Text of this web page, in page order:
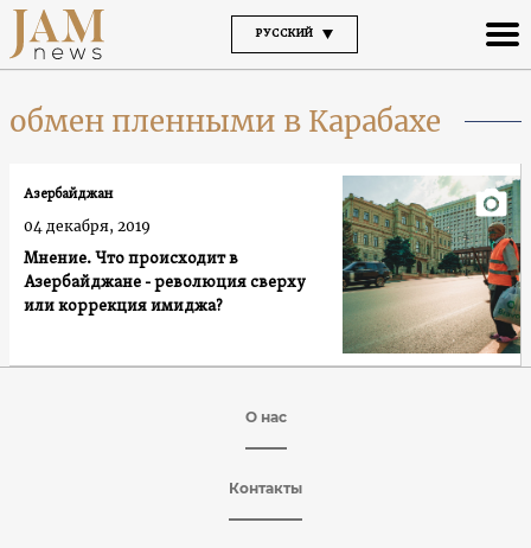
РУССКИЙ
обмен пленными в Карабахе
Мнение. Что происходит в
Азербайджане - революция сверху
или коррекция имиджа?
Азербайджан
04 декабря, 2019
О нас
Контакты